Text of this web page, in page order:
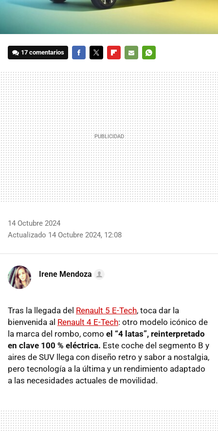
17 comentarios
MAIL
14 Octubre 2024
Actualizado 14 Octubre 2024, 12:08
Irene Mendoza
Tras la llegada del Renault 5 E-Tech, toca dar la
bienvenida al Renault 4 E-Tech: otro modelo icónico de
la marca del rombo, como el “4 latas”, reinterpretado
en clave 100 % eléctrica. Este coche del segmento B y
aires de SUV llega con diseño retro y sabor a nostalgia,
pero tecnología a la última y un rendimiento adaptado
a las necesidades actuales de movilidad.